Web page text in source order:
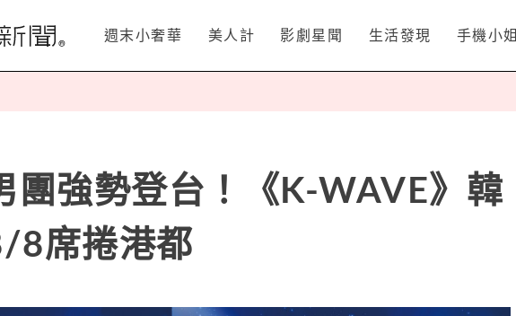
週末小奢華 美人計 影劇星聞 生活發現 手機小姐
團強勢登台！《K-WAVE》韓
8席捲港都